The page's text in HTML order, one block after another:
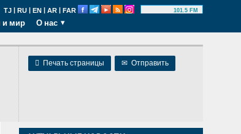
TJ | RU | EN | AR | FAR 101.5 FM
и мир О нас
 Печать страницы ✉ Отправить